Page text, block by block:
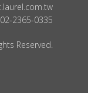
02-2365-0335
Reserved.